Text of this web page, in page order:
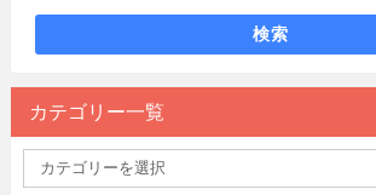
検索
カテゴリー一覧